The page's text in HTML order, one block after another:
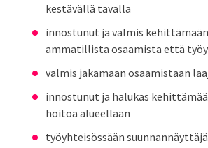
kestävällä tavalla
innostunut ja valmis
ammatillista osaamista että
valmis jakamaan osaamistaan
innostunut ja halukas
hoitoa alueellaan
työyhteisössään suunnannäyttäjä